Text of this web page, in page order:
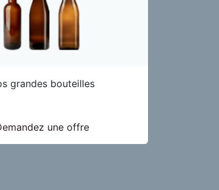
grandes bouteilles
une offre